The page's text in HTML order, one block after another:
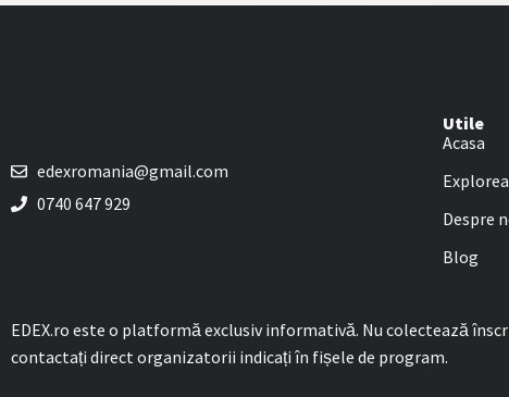
edexromania@gmail.com
0740 647 929
Utile
Acasa
Despre
Blog
EDEX.ro este o platformă exclusiv informativă. Nu colectează
contactați direct organizatorii indicați în fișele de program.